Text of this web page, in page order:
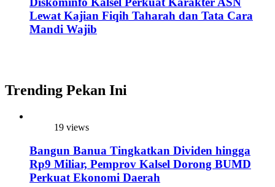
Lewat Kajian Fiqih Taharah dan Tata Cara
Mandi Wajib
Trending Pekan Ini
19 views
Bangun Banua Tingkatkan Dividen hingga
Rp9 Miliar, Pemprov Kalsel Dorong BUMD
Perkuat Ekonomi Daerah